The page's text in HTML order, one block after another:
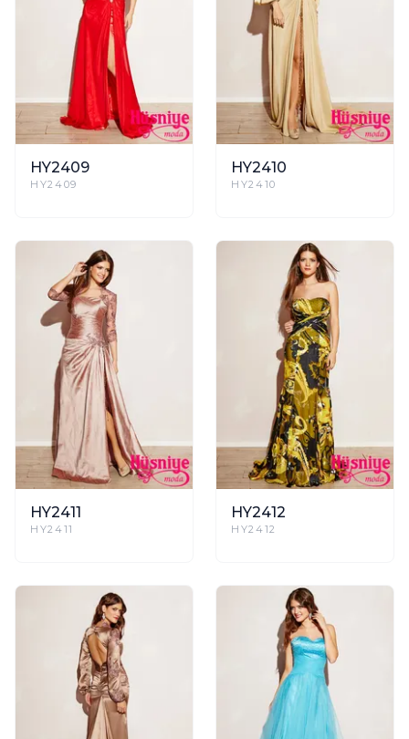
HY2409
HY2409
HY2410
HY2410
HY2411
HY2411
HY2412
HY2412